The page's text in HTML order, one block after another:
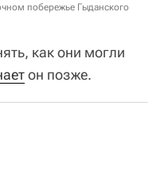
побережье Гыданского
как они могли
он позже.